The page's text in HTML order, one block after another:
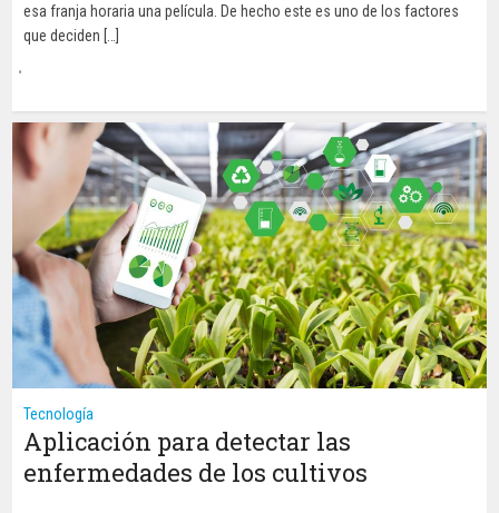
esa franja horaria una película. De hecho este es uno de los factores
que deciden […]
Tecnología
Aplicación para detectar las
enfermedades de los cultivos